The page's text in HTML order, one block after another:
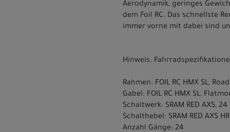
Aerodynamik, geringes
dem Foil RC. Das schnellste
immer vorne mit dabei sind
Hinweis:
Rahmen: FOIL RC HMX SL,
Gabel: FOIL RC HMX SL,
Schaltwerk: SRAM RED AXS,
Schalthebel: SRAM RED AXS
Anzahl Gänge: 24